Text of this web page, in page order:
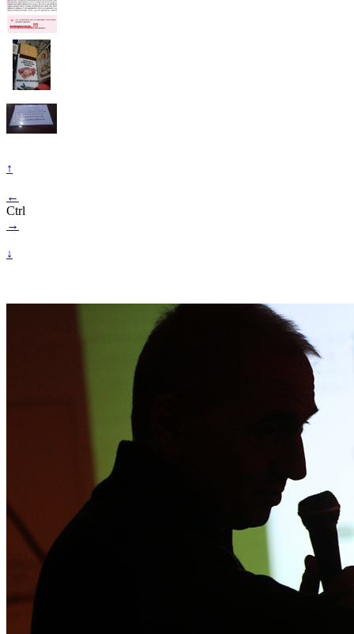
↑
←
Ctrl
→
↓